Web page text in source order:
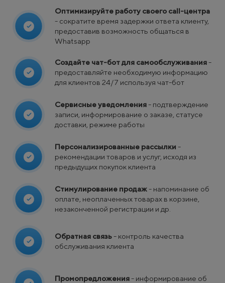
Оптимизируйте работу своего call-центра
- сократите время задержки ответа клиенту,
предоставив возможность общаться в
Whatsapp
Создайте чат-бот для самообслуживания-
предоставляйте необходимую информацию
для клиентов 24/7 используя чат-бот
Сервисные уведомления- подтверждение
записи, информирование о заказе, статусе
доставки, режиме работы
Персонализированные рассылки -
рекомендации товаров и услуг, исходя из
предыдущих покупок клиента
Стимулирование продаж- напоминание об
оплате, неоплаченных товарах в корзине,
незаконченной регистрации и др.
Обратная связь- контроль качества
обслуживания клиента
Промопредложения- информирование об